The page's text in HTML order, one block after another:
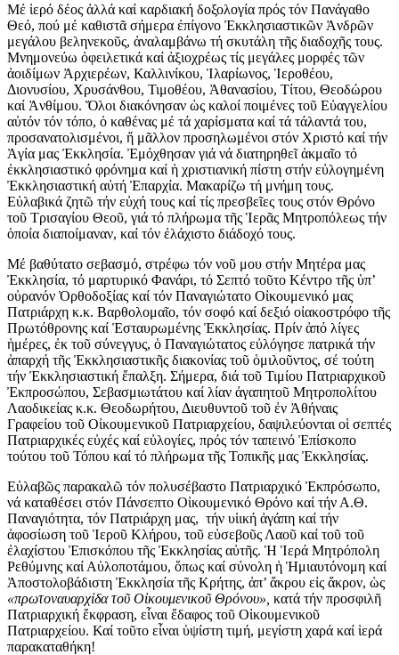
Μέ ἱερό δέος ἀλλά καί καρδιακή δοξολογία πρός τόν Πανάγαθο
Θεό, πού μέ καθιστᾶ σήμερα ἐπίγονο Ἐκκλησιαστικῶν Ἀνδρῶν
μεγάλου βεληνεκοῦς, ἀναλαμβάνω τή σκυτάλη τῆς διαδοχῆς τους.
Μνημονεύω ὀφειλετικά καί ἀξιοχρέως τίς μεγάλες μορφές τῶν
ἀοιδίμων Ἀρχιερέων, Καλλινίκου, Ἱλαρίωνος, Ἱεροθέου,
Διονυσίου, Χρυσάνθου, Τιμοθέου, Ἀθανασίου, Τίτου, Θεοδώρου
καί Ἀνθίμου. Ὅλοι διακόνησαν ὡς καλοί ποιμένες τοῦ Εὐαγγελίου
αὐτόν τόν τόπο, ὁ καθένας μέ τά χαρίσματα καί τά τάλαντά του,
προσανατολισμένοι, ἤ μᾶλλον προσηλωμένοι στόν Χριστό καί τήν
Ἁγία μας Ἐκκλησία. Ἐμόχθησαν γιά νά διατηρηθεῖ ἀκμαῖο τό
ἐκκλησιαστικό φρόνημα καί ἡ χριστιανική πίστη στήν εὐλογημένη
Ἐκκλησιαστική αὐτή Ἐπαρχία. Μακαρίζω τή μνήμη τους.
Εὐλαβικά ζητῶ τήν εὐχή τους καί τίς πρεσβεῖες τους στόν Θρόνο
τοῦ Τρισαγίου Θεοῦ, γιά τό πλήρωμα τῆς Ἱερᾶς Μητροπόλεως τήν
ὁποία διαποίμαναν, καί τόν ἐλάχιστο διάδοχό τους.
Μέ βαθύτατο σεβασμό, στρέφω τόν νοῦ μου στήν Μητέρα μας
Ἐκκλησία, τό μαρτυρικό Φανάρι, τό Σεπτό τοῦτο Κέντρο τῆς ὑπ’
οὐρανόν Ὀρθοδοξίας καί τόν Παναγιώτατο Οἰκουμενικό μας
Πατριάρχη κ.κ. Βαρθολομαῖο, τόν σοφό καί δεξιό οἰακοστρόφο τῆς
Πρωτόθρονης καί Ἐσταυρωμένης Ἐκκλησίας. Πρίν ἀπό λίγες
ἡμέρες, ἐκ τοῦ σύνεγγυς, ὁ Παναγιώτατος εὐλόγησε πατρικά τήν
ἀπαρχή τῆς Ἐκκλησιαστικῆς διακονίας τοῦ ὁμιλοῦντος, σέ τούτη
τήν Ἐκκλησιαστική ἔπαλξη. Σήμερα, διά τοῦ Τιμίου Πατριαρχικοῦ
Ἐκπροσώπου, Σεβασμιωτάτου καί λίαν ἀγαπητοῦ Μητροπολίτου
Λαοδικείας κ.κ. Θεοδωρήτου, Διευθυντοῦ τοῦ ἐν Ἀθήναις
Γραφείου τοῦ Οἰκουμενικοῦ Πατριαρχείου, δαψιλεύονται οἱ σεπτές
Πατριαρχικές εὐχές καί εὐλογίες, πρός τόν ταπεινό Ἐπίσκοπο
τούτου τοῦ Τόπου καί τό πλήρωμα τῆς Τοπικῆς μας Ἐκκλησίας.
Εὐλαβῶς παρακαλῶ τόν πολυσέβαστο Πατριαρχικό Ἐκπρόσωπο,
νά καταθέσει στόν Πάνσεπτο Οἰκουμενικό Θρόνο καί τήν Α.Θ.
Παναγιότητα, τόν Πατριάρχη μας, τήν υἱική ἀγάπη καί τήν
ἀφοσίωση τοῦ Ἱεροῦ Κλήρου, τοῦ εὐσεβοῦς Λαοῦ καί τοῦ τοῦ
ἐλαχίστου Ἐπισκόπου τῆς Ἐκκλησίας αὐτῆς. Ἡ Ἱερά Μητρόπολη
Ρεθύμνης καί Αὐλοποτάμου, ὅπως καί σύνολη ἡ Ἡμιαυτόνομη καί
Ἀποστολοβάδιστη Ἐκκλησία τῆς Κρήτης, ἀπ’ ἄκρου εἰς ἄκρον, ὡς
«πρωτοναυαρχίδα τοῦ Οἰκουμενικοῦ Θρόνου», κατά τήν προσφιλῆ
Πατριαρχική ἔκφραση, εἶναι ἔδαφος τοῦ Οἰκουμενικοῦ
Πατριαρχείου. Καί τοῦτο εἶναι ὑψίστη τιμή, μεγίστη χαρά καί ἱερά
παρακαταθήκη!